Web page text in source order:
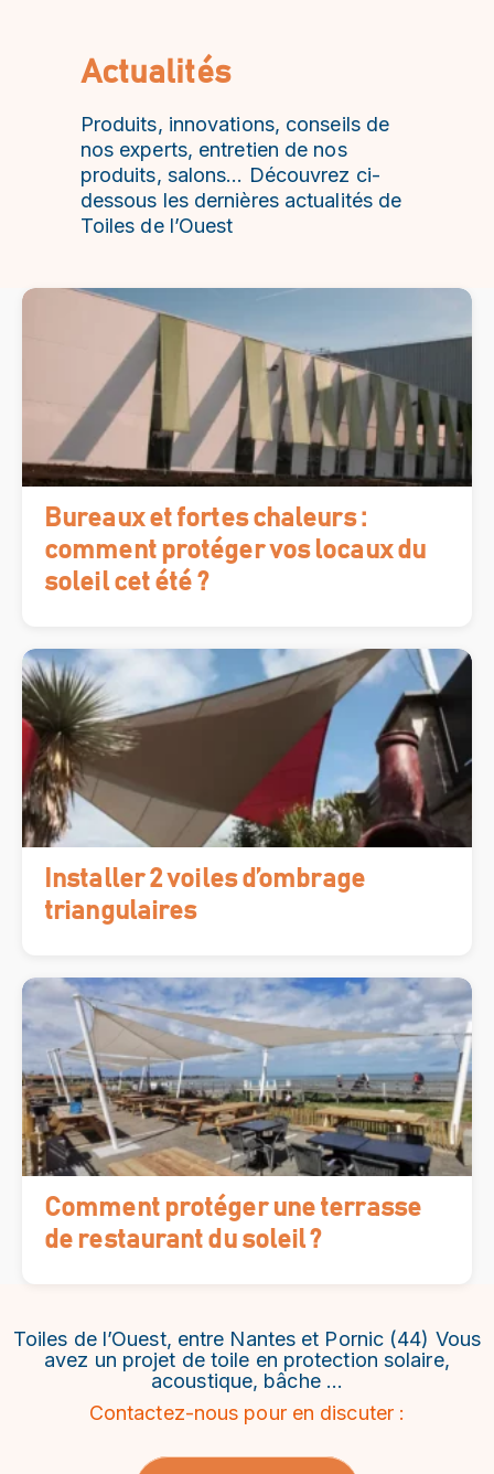
Actualités
Produits, innovations, conseils de
nos experts, entretien de nos
produits, salons… Découvrez ci-
dessous les dernières actualités de
Toiles de l’Ouest
Bureaux et fortes chaleurs :
comment protéger vos locaux du
soleil cet été ?
Installer 2 voiles d’ombrage
triangulaires
Comment protéger une terrasse
de restaurant du soleil ?
Toiles de l’Ouest, entre Nantes et Pornic (44) Vous
avez un projet de toile en protection solaire,
acoustique, bâche …
Contactez-nous pour en discuter :